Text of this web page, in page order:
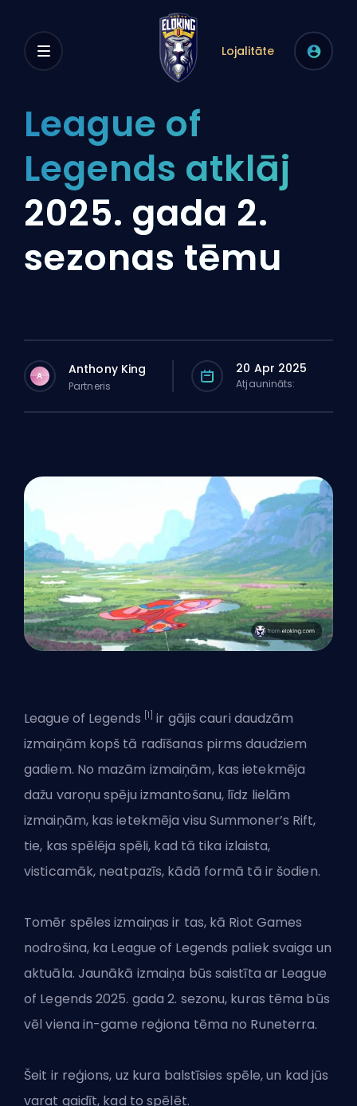
Lojalitāte
League of
Legends atklāj
2025. gada 2.
sezonas tēmu
A Anthony King
Partneris
20 Apr 2025
Atjaunināts:
League of Legends [1] ir gājis cauri daudzām
izmaiņām kopš tā radīšanas pirms daudziem
gadiem. No mazām izmaiņām, kas ietekmēja
dažu varoņu spēju izmantošanu, līdz lielām
izmaiņām, kas ietekmēja visu Summoner’s Rift,
tie, kas spēlēja spēli, kad tā tika izlaista,
visticamāk, neatpazīs, kādā formā tā ir šodien.
Tomēr spēles izmaiņas ir tas, kā Riot Games
nodrošina, ka League of Legends paliek svaiga un
aktuāla. Jaunākā izmaiņa būs saistīta ar League
of Legends 2025. gada 2. sezonu, kuras tēma būs
vēl viena in-game reģiona tēma no Runeterra.
Šeit ir reģions, uz kura balstīsies spēle, un kad jūs
varat gaidīt, kad to spēlēt.